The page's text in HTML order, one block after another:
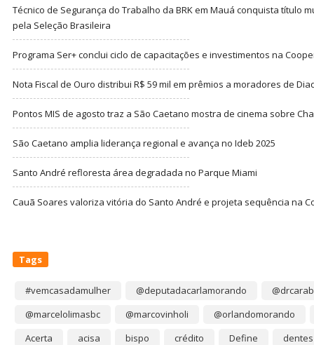
Técnico de Segurança do Trabalho da BRK em Mauá conquista título
pela Seleção Brasileira
Programa Ser+ conclui ciclo de capacitações e investimentos na
Nota Fiscal de Ouro distribui R$ 59 mil em prêmios a moradores de
Pontos MIS de agosto traz a São Caetano mostra de cinema sobre
São Caetano amplia liderança regional e avança no Ideb 2025
Santo André refloresta área degradada no Parque Miami
Cauã Soares valoriza vitória do Santo André e projeta sequência na
Tags
#vemcasadamulher @deputadacarlamorando
@marcelolimasbc
@marcovinholi
@orlandomorando
Acerta
acisa bispo crédito Define
dentes